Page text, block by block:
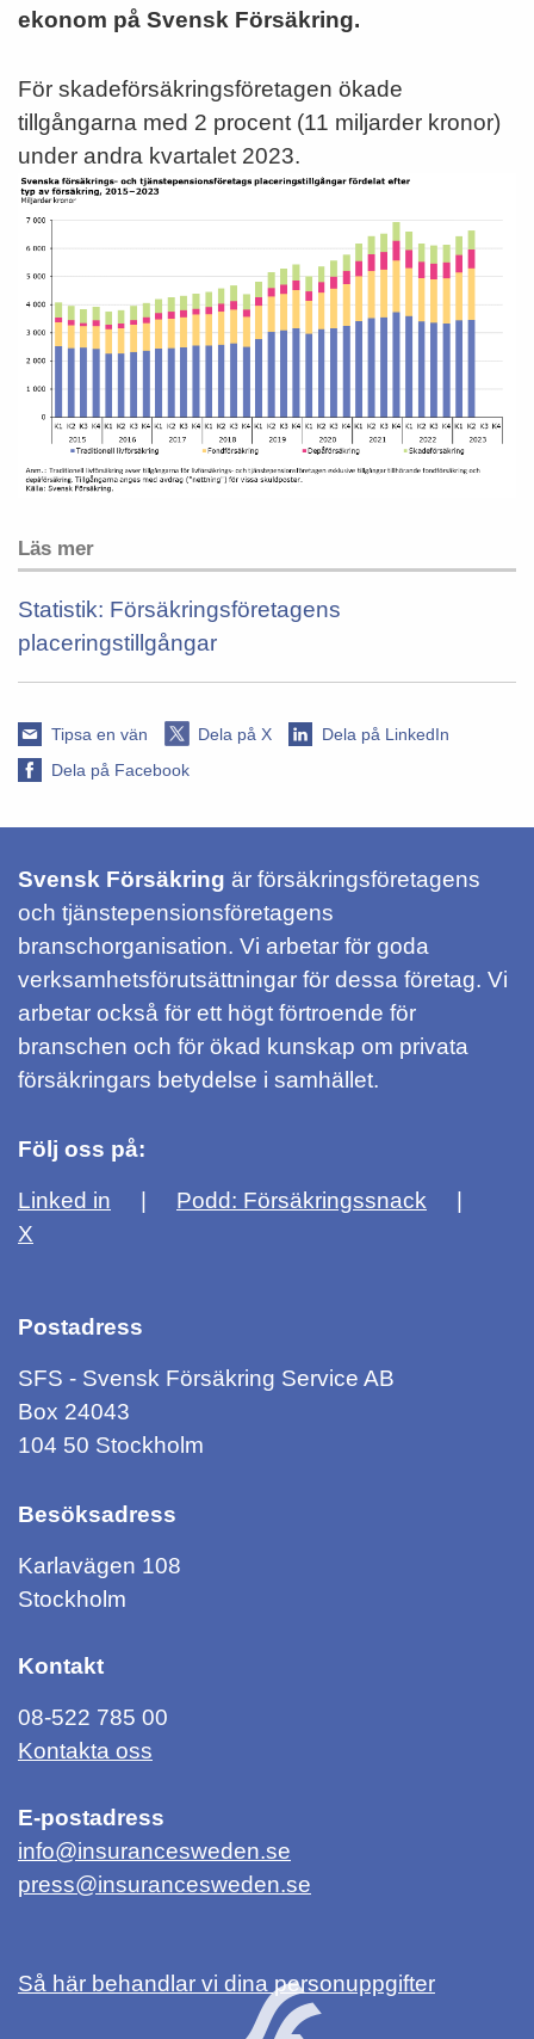
ekonom på Svensk Försäkring.
För skadeförsäkringsföretagen ökade
tillgångarna med 2 procent (11 miljarder kronor)
under andra kvartalet 2023.
Läs mer
Statistik: Försäkringsföretagens
placeringstillgångar
Tipsa en vän Dela på X
Dela på LinkedIn
Dela på Facebook
Svensk Försäkring är försäkringsföretagens
och tjänstepensionsföretagens
branschorganisation. Vi arbetar för goda
verksamhetsförutsättningar för dessa företag. Vi
arbetar också för ett högt förtroende för
branschen och för ökad kunskap om privata
försäkringars betydelse i samhället.
Följ oss på:
Linked in
Podd: Försäkringssnack
X
Postadress
SFS - Svensk Försäkring Service AB
Box 24043
104 50 Stockholm
Besöksadress
Karlavägen 108
Stockholm
Kontakt
08-522 785 00
Kontakta oss
E-postadress
info@insurancesweden.se
press@insurancesweden.se
Så här behandlar vi dina personuppgifter